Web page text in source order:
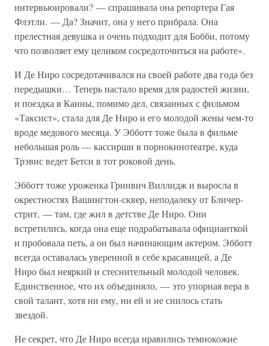
интервьюировали? — спрашивала она репортера Гая
Флэтли. — Да? Значит, она у него прибрала. Она
прелестная девушка и очень подходит для Бобби, потому
что позволяет ему целиком сосредоточиться на работе».
И Де Ниро сосредотачивался на своей работе два года без
передышки… Теперь настало время для радостей жизни,
и поездка в Канны, помимо дел, связанных с фильмом
«Таксист», стала для Де Ниро и его молодой жены чем-то
вроде медового месяца. У Эбботт тоже была в фильме
небольшая роль — кассирши в порнокинотеатре, куда
Трэвис ведет Бетси в тот роковой день.
Эбботт тоже уроженка Гринвич Виллидж и выросла в
окрестностях Вашингтон-сквер, неподалеку от Бличер-
стрит, — там, где жил в детстве Де Ниро. Они
встретились, когда она еще подрабатывала официанткой
и пробовала петь, а он был начинающим актером. Эбботт
всегда оставалась уверенной в себе красавицей, а Де
Ниро был неяркий и стеснительный молодой человек.
Единственное, что их объединяло, — это упорная вера в
свой талант, хотя ни ему, ни ей и не снилось стать
звездой.
Не секрет, что Де Ниро всегда нравились темнокожие